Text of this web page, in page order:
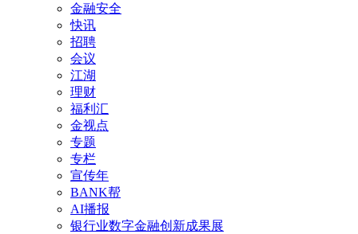
金融安全
快讯
招聘
会议
江湖
理财
福利汇
金视点
专题
专栏
宣传年
BANK帮
AI播报
银行业数字金融创新成果展